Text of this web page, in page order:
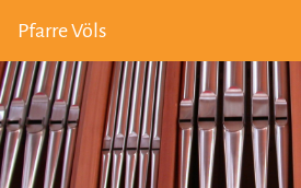
Pfarre Völs